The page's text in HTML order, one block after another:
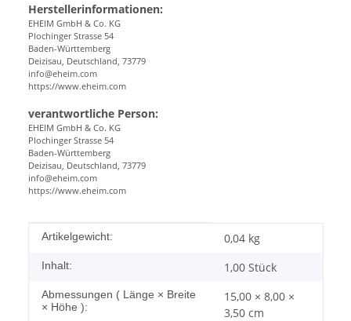
Herstellerinformationen:
EHEIM GmbH & Co. KG
Plochinger Strasse 54
Baden-Württemberg
Deizisau, Deutschland, 73779
info@eheim.com
https://www.eheim.com
verantwortliche Person:
EHEIM GmbH & Co. KG
Plochinger Strasse 54
Baden-Württemberg
Deizisau, Deutschland, 73779
info@eheim.com
https://www.eheim.com
Produkteigenschaft
Wert
Artikelgewicht: 0,04 kg
Inhalt: 1,00 Stück
Abmessungen ( Länge × Breite
× Höhe ):
15,00 × 8,00 ×
3,50 cm